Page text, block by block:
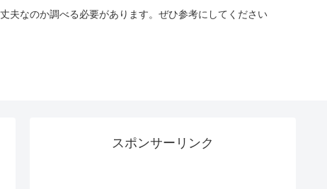
夫なのか調べる必要があります。ぜひ参考にしてください
スポンサーリンク